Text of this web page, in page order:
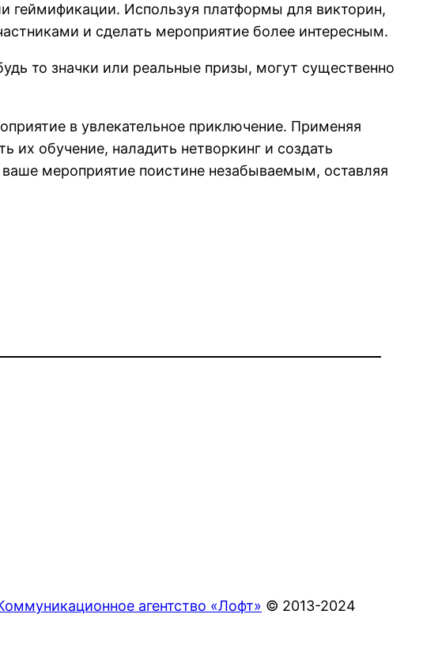
геймификации. Используя платформы для викторин,
и сделать мероприятие более интересным.
то значки или реальные призы, могут существенно
в увлекательное приключение. Применяя
обучение, наладить нетворкинг и создать
мероприятие поистине незабываемым, оставляя
агентство «Лофт» © 2013-2024